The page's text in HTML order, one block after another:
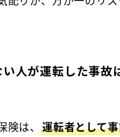
人が運転した事故
険は、 運転者として